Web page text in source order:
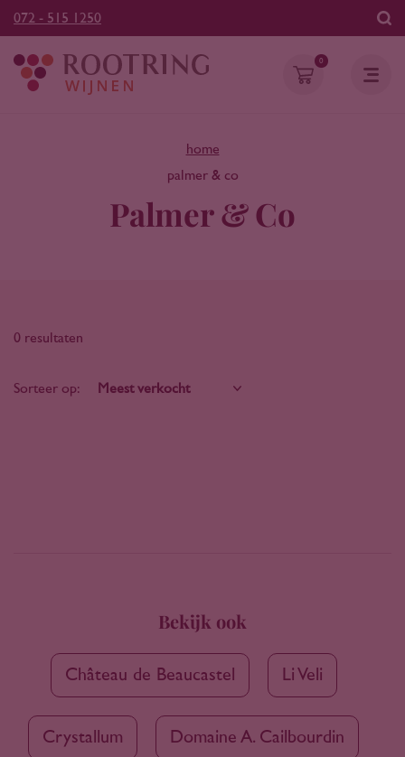
072 - 515 1250
0
home
palmer & co
Palmer & Co
0 resultaten
Sorteer op:
Bekijk ook
Château de Beaucastel Li Veli
Crystallum Domaine A. Cailbourdin